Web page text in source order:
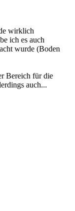
wirklich
ich es auch
wurde (Boden
Bereich für die
auch...